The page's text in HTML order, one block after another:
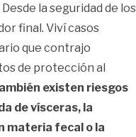
la seguridad de los
final. Viví casos
que contrajo
de protección al
existen riesgos
de vísceras, la
materia fecal o la